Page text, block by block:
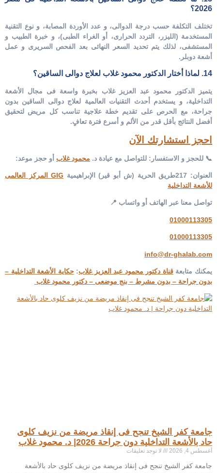
2026؟
تختلف التكلفة حسب درجة الدوالى، و عدد الأوردة المصابة، و نوع التقنية
المستخدمة (الليزر، التردد الحرارى، أو الغراء الطبى)، و خبرة الطبيب و
المستشفى، لذلك يتم تحديد السعر النهائى بعد الفحص السريرى و عمل
أشعة دوبلر.
14. لماذا أختار الدكتور محمود غلاب لعلاج دوالى الساقين؟
يتميز الدكتور محمود عبد العزيز غلاب بخبرة واسعة فى مجال الأشعة
التداخلية، و يستخدم أحدث التقنيات العالمية لعلاج دوالى الساقين بدون
جراحة، مع الحرص على تقديم خطة علاجية تناسب كل مريض لتحقيق
أفضل النتائج بأقل قدر من الألم و أسرع فترة تعافٍ.
احجز استشارتك الآن
📞 للحجز و الاستفسار: للتواصل مع عيادة د. محمود غلاب أو حجز موعد:
العنوان: 217طريق الحرية (ش أبو قير) الإبراهيمية
GIG المركز العالمى
للأشعة التداخلية
تواصل معنا عبر الهاتف أو واتساب 📍
01000113305
01000113305
info@dr-ghalab.com
يمكنك متابعةقناة دكتور محمود عبد العزيز غلاب:حكاية الأشعة التداخلية –
بدون جراحة – بدون مشرط – بنج موضعى – دكتور محمود غلاب
جامعة كفر الشيخ تنجح فى إنقاذ مريضة من نزيف كلوى
حاد بالأشعة التداخلية دون جراحة 2026| د. محمود غلاب
أغسطس 4, 2026 لا توجد تعليقات
جامعة كفر الشيخ تنجح فى إنقاذ مريضة من نزيف كلوى حاد بالأشعة